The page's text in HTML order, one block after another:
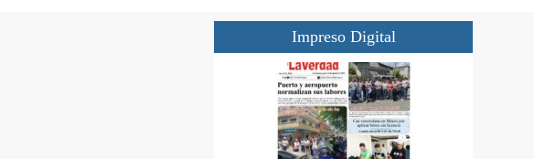
Impreso Digital